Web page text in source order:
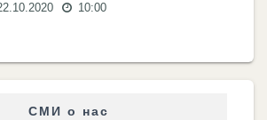
10:00
СМИ о нас